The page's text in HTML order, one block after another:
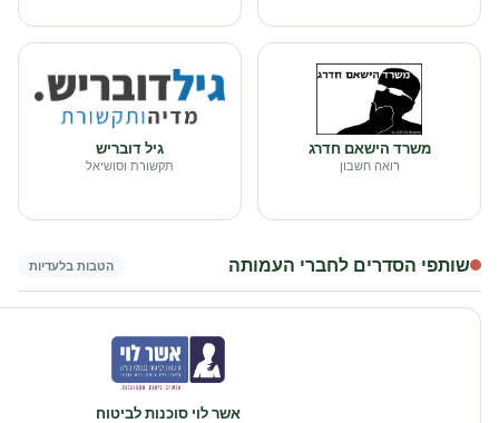
משרד הישאם חדרג
רואה חשבון
גיל דובריש
תקשורת וסושיאל
שותפי הסדרים לחברי העמותה הטבות בלעדיות
אשר לוי סוכנות לביטוח